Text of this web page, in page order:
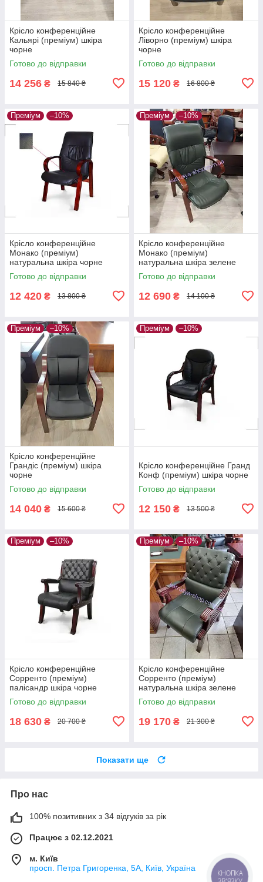
Крісло конференційне
Кальярі (преміум) шкіра
чорне
Готово до відправки
14 256 ₴ 15 840 ₴
Крісло конференційне
Ліворно (преміум) шкіра
чорне
Готово до відправки
15 120 ₴ 16 800 ₴
Преміум –10%
Крісло конференційне
Монако (преміум)
натуральна шкіра чорне
Готово до відправки
12 420 ₴ 13 800 ₴
Преміум –10%
Крісло конференційне
Монако (преміум)
натуральна шкіра зелене
Готово до відправки
12 690 ₴ 14 100 ₴
Преміум –10%
Крісло конференційне
Грандіс (преміум) шкіра
чорне
Готово до відправки
14 040 ₴ 15 600 ₴
Преміум –10%
Крісло конференційне Гранд
Конф (преміум) шкіра чорне
Готово до відправки
12 150 ₴ 13 500 ₴
Преміум –10%
Крісло конференційне
Сорренто (преміум)
палісандр шкіра чорне
Готово до відправки
18 630 ₴ 20 700 ₴
Преміум –10%
Крісло конференційне
Сорренто (преміум)
натуральна шкіра зелене
Готово до відправки
19 170 ₴ 21 300 ₴
Показати ще
Про нас
100% позитивних з 34 відгуків за рік
Працює з 02.12.2021
м. Київ
просп. Петра Григоренка, 5А, Київ, Україна
КНОПКА